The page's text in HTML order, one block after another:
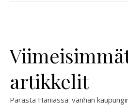
artikkelit
Parasta Haniassa: vanhan